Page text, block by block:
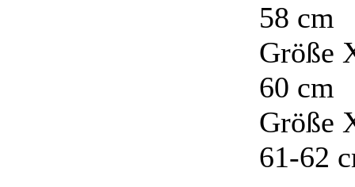
58 cm
Größe
60 cm
Größe
61-62